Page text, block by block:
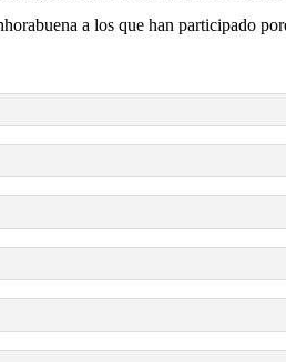
a los que han participado